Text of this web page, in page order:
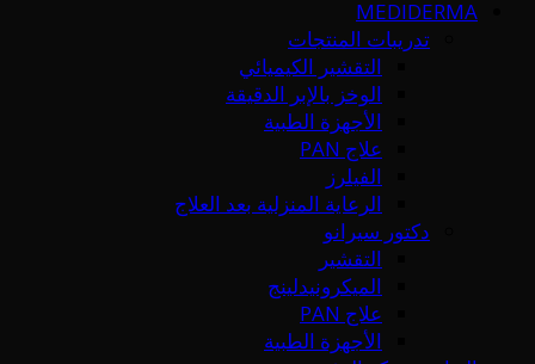
MEDIDERMA
تدريبات المنتجات
التقشير الكيميائي
الوخز بالإبر الدقيقة
الأجهزة الطبية
علاج PAN
الفيلرز
الرعاية المنزلية بعد العلاج
دكتور سيرانو
التقشير
الميكرونيدلينج
علاج PAN
الأجهزة الطبية